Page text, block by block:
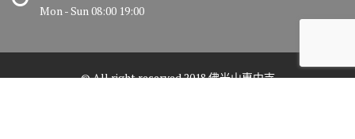
Mon - Sun 08:00 19:00
© All right reserved 2018 佛光山惠中寺